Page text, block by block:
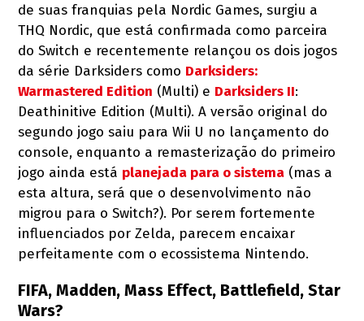
de suas franquias pela Nordic Games, surgiu a
THQ Nordic, que está confirmada como parceira
do Switch e recentemente relançou os dois jogos
da série Darksiders como Darksiders:
Warmastered Edition (Multi) e Darksiders II:
Deathinitive Edition (Multi). A versão original do
segundo jogo saiu para Wii U no lançamento do
console, enquanto a remasterização do primeiro
jogo ainda está planejada para o sistema (mas a
esta altura, será que o desenvolvimento não
migrou para o Switch?). Por serem fortemente
influenciados por Zelda, parecem encaixar
perfeitamente com o ecossistema Nintendo.
FIFA, Madden, Mass Effect, Battlefield, Star
Wars?